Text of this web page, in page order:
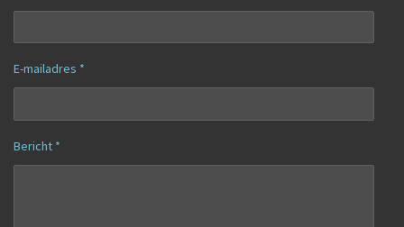
E-mailadres *
Bericht *